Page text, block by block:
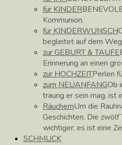
für KINDER
Kommunion.
für KINDERWUNSCH
begleitet auf dem
zur GEBURT & TAUFE
Erinnerung an einen
zur HOCHZEITPerlen
zum NEUANFANGOb
traurig er sein mag, ist
RäuchernUm die
Geschichten. Die
wichtiger: es ist eine
SCHMUCK